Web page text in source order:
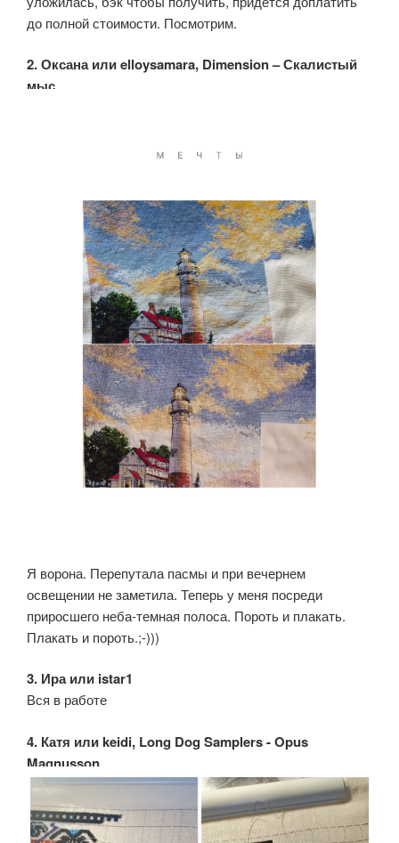
до полной стоимости. Посмотрим.
2. Оксана или elloysamara, Dimension – Скалистый
мыс
Я ворона. Перепутала пасмы и при вечернем
освещении не заметила. Теперь у меня посреди
приросшего неба-темная полоса. Пороть и плакать.
Плакать и пороть.;-)))
3. Ира или istar1
Вся в работе
4. Катя или keidi, Long Dog Samplers - Opus
Magnusson